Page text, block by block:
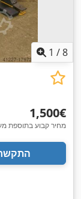
1 /8
‏1,500 ‏€
מחיר קבוע בתוספת